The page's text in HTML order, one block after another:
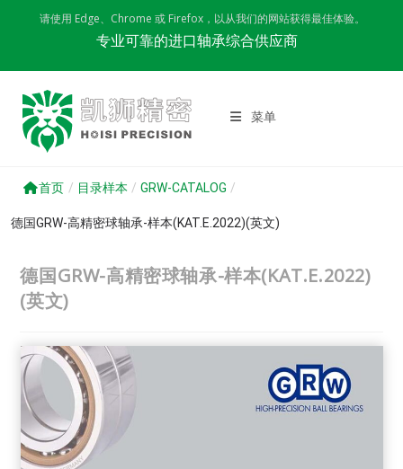
请使用 Edge、Chrome 或 Firefox，以从我们的网站获得最佳体验。
专业可靠的进口轴承综合供应商
菜单
首页 / 目录样本 / GRW-CATALOG /
德国GRW-高精密球轴承-样本(KAT.E.2022)(英文)
德国GRW-高精密球轴承-样本(KAT.E.2022)
(英文)